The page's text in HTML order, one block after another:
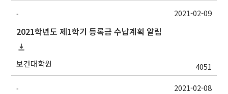
-
2021학년도 제1학기 등록금 수납계획 알림
보건대학원 4051
2021-02-09
- 2021-02-08